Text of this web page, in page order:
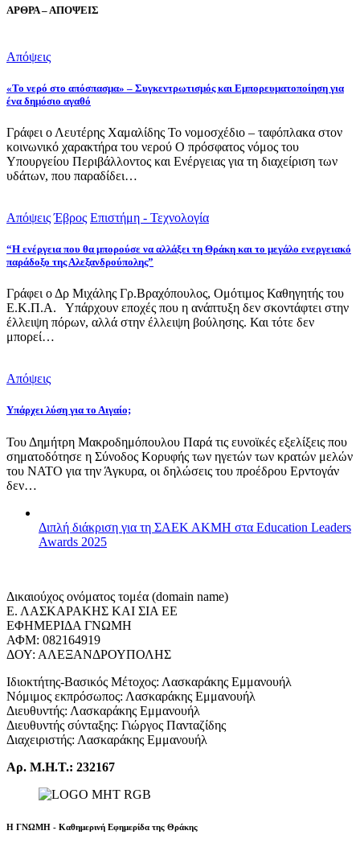
ΑΡΘΡΑ – ΑΠΟΨΕΙΣ
Απόψεις
«Το νερό στο απόσπασμα» – Συγκεντρωτισμός και Εμπορευματοποίηση για
ένα δημόσιο αγαθό
Γράφει ο Λευτέρης Χαμαλίδης Το νομοσχέδιο – ταφόπλακα στον
κοινωνικό χαρακτήρα του νερού Ο πρόσφατος νόμος του
Υπουργείου Περιβάλλοντος και Ενέργειας για τη διαχείριση των
υδάτων, που παραδίδει…
Απόψεις Έβρος Επιστήμη - Τεχνολογία
“Η ενέργεια που θα μπορούσε να αλλάξει τη Θράκη και το μεγάλο ενεργειακό
παράδοξο της Αλεξανδρούπολης”
Γράφει ο Δρ Μιχάλης Γρ.Βραχόπουλος, Ομότιμος Καθηγητής του
Ε.Κ.Π.Α. Υπάρχουν εποχές που η ανάπτυξη δεν σκοντάφτει στην
έλλειψη πόρων, αλλά στην έλλειψη βούλησης. Και τότε δεν
μπορεί…
Απόψεις
Υπάρχει λύση για το Αιγαίο;
Του Δημήτρη Μακροδημόπουλου Παρά τις ευνοϊκές εξελίξεις που
σηματοδότησε η Σύνοδος Κορυφής των ηγετών των κρατών μελών
του ΝΑΤΟ για την Άγκυρα, οι δηλώσεις του προέδρου Ερντογάν
δεν…
Διπλή διάκριση για τη ΣΑΕΚ ΑΚΜΗ στα Education Leaders
Awards 2025
Δικαιούχος ονόματος τομέα (domain name)
Ε. ΛΑΣΚΑΡΑΚΗΣ ΚΑΙ ΣΙΑ ΕΕ
ΕΦΗΜΕΡΙΔΑ ΓΝΩΜΗ
ΑΦΜ: 082164919
ΔΟΥ: ΑΛΕΞΑΝΔΡΟΥΠΟΛΗΣ
Ιδιοκτήτης-Βασικός Μέτοχος: Λασκαράκης Εμμανουήλ
Νόμιμος εκπρόσωπος: Λασκαράκης Εμμανουήλ
Διευθυντής: Λασκαράκης Εμμανουήλ
Διευθυντής σύνταξης: Γιώργος Πανταζίδης
Διαχειριστής: Λασκαράκης Εμμανουήλ
Αρ. Μ.Η.Τ.: 232167
Η ΓΝΩΜΗ - Καθημερινή Εφημερίδα της Θράκης